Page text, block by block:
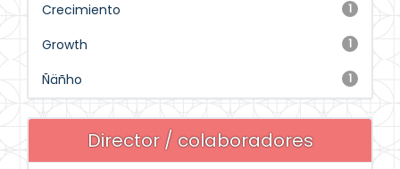
1
Crecimiento
1
Growth
1
Ñäñho
Director / colaboradores